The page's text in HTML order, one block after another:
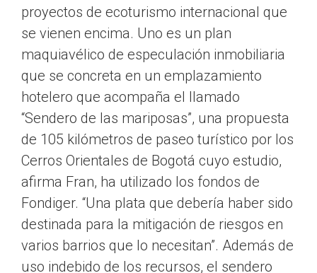
proyectos de ecoturismo internacional que
se vienen encima. Uno es un plan
maquiavélico de especulación inmobiliaria
que se concreta en un emplazamiento
hotelero que acompaña el llamado
“Sendero de las mariposas”, una propuesta
de 105 kilómetros de paseo turístico por los
Cerros Orientales de Bogotá cuyo estudio,
afirma Fran, ha utilizado los fondos de
Fondiger. “Una plata que debería haber sido
destinada para la mitigación de riesgos en
varios barrios que lo necesitan”. Además de
uso indebido de los recursos, el sendero